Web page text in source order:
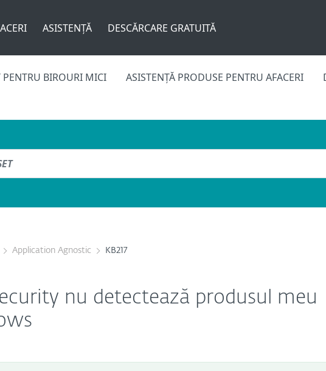
ASISTENȚĂ DESCĂRCARE GRATUITĂ
PENTRU BIROURI MICI ASISTENȚĂ PRODUSE PENTRU AFACERI
Application Agnostic KB217
nu detectează produsul meu